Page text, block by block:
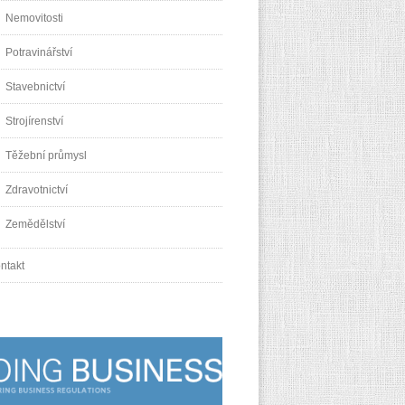
Nemovitosti
Potravinářství
Stavebnictví
Strojírenství
Těžební průmysl
Zdravotnictví
Zemědělství